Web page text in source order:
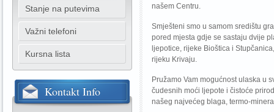
našem Centru.
Smješteni smo u samom središtu
pored mjesta gdje se sastaju dvije
ljepotice, rijeke Bioštica i
rijeku Krivaju.
Pružamo Vam mogućnost ulaska u
čudesnih moći ljepote i čistoće
našeg najvećeg blaga, termo-
Stanje na putevima
Važni telefoni
Kursna lista
KontaktInfo